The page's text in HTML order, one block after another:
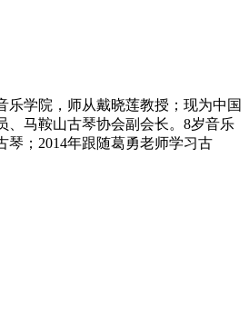
乐学院，师从戴晓莲教授；现为中国
、马鞍山古琴协会副会长。8岁音乐
琴；2014年跟随葛勇老师学习古